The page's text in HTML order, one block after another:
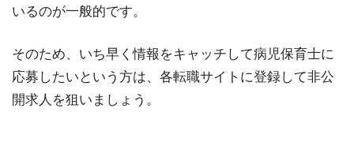
いるのが一般的です。
そのため、いち早く情報をキャッチして病児保育士に
応募したいという方は、各転職サイトに登録して非公
開求人を狙いましょう。